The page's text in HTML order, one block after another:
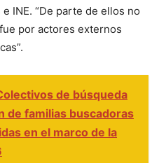
INE. “De parte de ellos no
por actores externos
de búsqueda
de familias buscadoras
en el marco de la